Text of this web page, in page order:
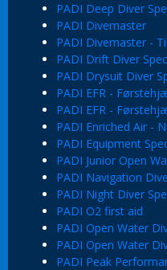
PADI Deep Diver
PADI Divemaster
PADI Divemaster -
PADI Drift Diver
PADI Drysuit Diver
PADI EFR -
PADI EFR -
PADI Enriched Air -
PADI Equipment
PADI Junior Open
PADI Navigation
PADI Night Diver
PADI O2 first aid
PADI Open Water
PADI Open Water
PADI Peak